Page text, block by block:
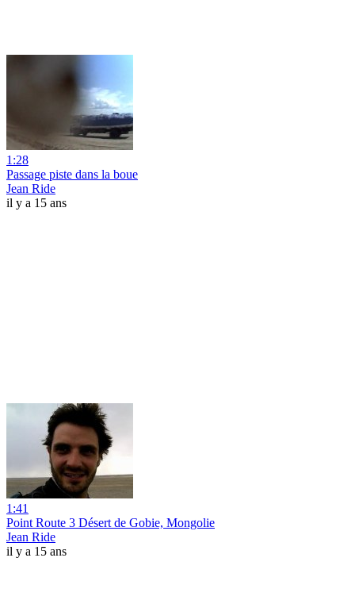
1:28
Passage piste dans la boue
Jean Ride
il y a 15 ans
1:41
Point Route 3 Désert de Gobie, Mongolie
Jean Ride
il y a 15 ans